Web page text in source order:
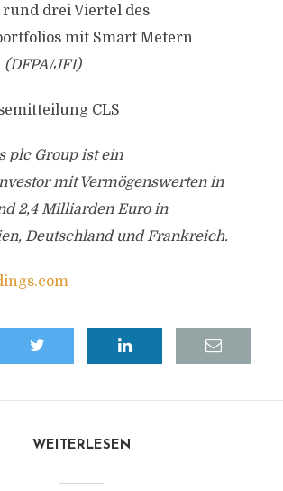
drei Viertel des
mit Smart Metern
(DFPA/JF1)
CLS
plc Group ist ein
mit Vermögenswerten in
2,4 Milliarden Euro in
Deutschland und Frankreich.
WEITERLESEN